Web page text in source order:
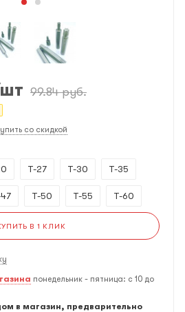
99.84руб.
со скидкой
T-27 T-30 T-35
T-50 T-55 T-60
В 1 КЛИК
понедельник - пятница: с 10 до
в магазин, предварительно